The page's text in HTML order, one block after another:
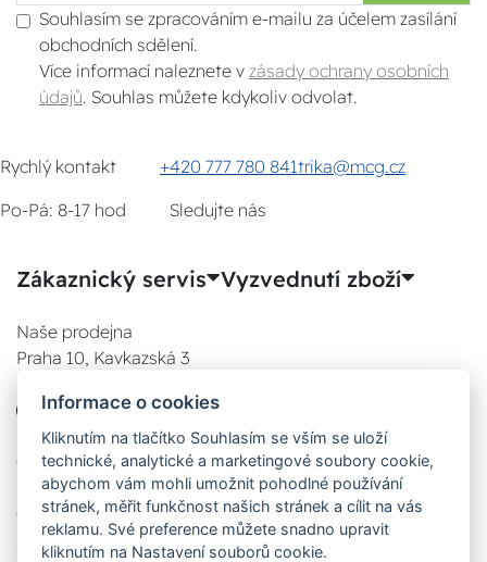
Souhlasím se zpracováním e-mailu za účelem zasílání
obchodních sdělení.
Více informací naleznete v zásady ochrany osobních
údajů . Souhlas můžete kdykoliv odvolat.
Rychlý kontakt +420 777 780 841trika@mcg.cz
Po-Pá: 8-17 hod
Sledujte nás
Zákaznický servis Vyzvednutí zboží
Naše prodejna
Praha 10, Kavkazská 3
777 780 841
08:00 - 17:00
08:00 - 17:00
Informace o cookies
Kliknutím na tlačítko Souhlasím se vším se uloží
technické, analytické a marketingové soubory cookie,
abychom vám mohli umožnit pohodlné používání
stránek, měřit funkčnost našich stránek a cílit na vás
reklamu. Své preference můžete snadno upravit
kliknutím na Nastavení souborů cookie.